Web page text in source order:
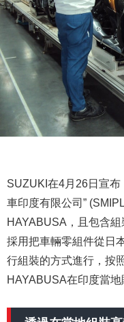
SUZUKI在4月26日宣布
車印度有限公司”
HAYABUSA，且包含
採用把車輛零組件從日
行組裝的方式進行，按
HAYABUSA在印度當地